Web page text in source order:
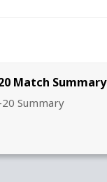
Match Summary
20 Summary